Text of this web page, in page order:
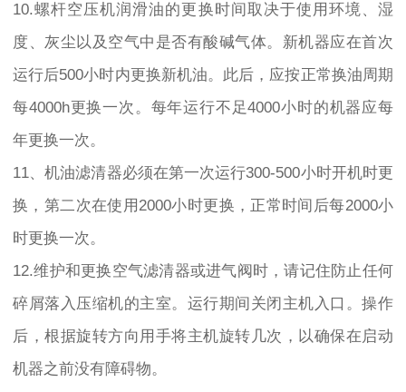
10.螺杆空压机润滑油的更换时间取决于使用环境、湿
度、灰尘以及空气中是否有酸碱气体。新机器应在首次
运行后500小时内更换新机油。此后，应按正常换油周期
每4000h更换一次。每年运行不足4000小时的机器应每
年更换一次。
11、机油滤清器必须在第一次运行300-500小时开机时更
换，第二次在使用2000小时更换，正常时间后每2000小
时更换一次。
12.维护和更换空气滤清器或进气阀时，请记住防止任何
碎屑落入压缩机的主室。运行期间关闭主机入口。操作
后，根据旋转方向用手将主机旋转几次，以确保在启动
机器之前没有障碍物。